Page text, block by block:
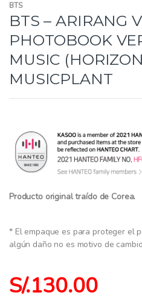
BTS
BTS – ARIRANG
PHOTOBOOK
MUSIC
MUSICPLANT
Producto original
* El empaque es para proteger el
algún daño no es motivo de
S/.130.00